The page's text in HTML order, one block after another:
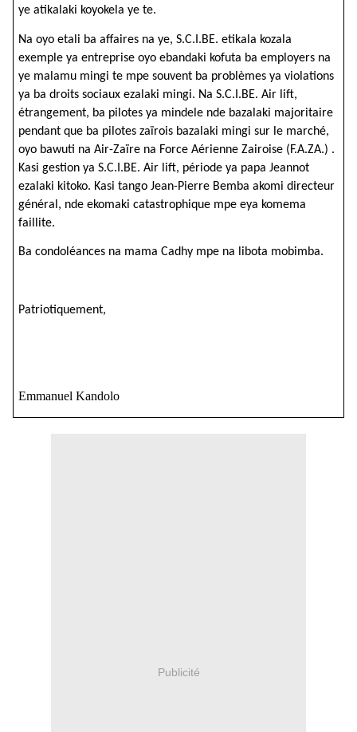
ye atikalaki koyokela ye te.
Na oyo etali ba affaires na ye, S.C.I.BE. etikala kozala
exemple ya entreprise oyo ebandaki kofuta ba employers na
ye malamu mingi te mpe souvent ba problèmes ya violations
ya ba droits sociaux ezalaki mingi. Na S.C.I.BE. Air lift,
étrangement, ba pilotes ya mindele nde bazalaki majoritaire
pendant que ba pilotes zaïrois bazalaki mingi sur le marché,
oyo bawuti na Air-Zaïre na Force Aérienne Zairoise (F.A.ZA.) .
Kasi gestion ya S.C.I.BE. Air lift, période ya papa Jeannot
ezalaki kitoko. Kasi tango Jean-Pierre Bemba akomi directeur
général, nde ekomaki catastrophique mpe eya komema
faillite.
Ba condoléances na mama Cadhy mpe na libota mobimba.
Patriotiquement,
Emmanuel Kandolo
Publicité